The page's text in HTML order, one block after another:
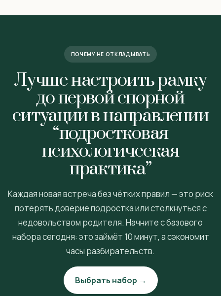
ПОЧЕМУ НЕ ОТКЛАДЫВАТЬ
Лучше настроить рамку
до первой спорной
ситуации в направлении
“подростковая
психологическая
практика”
Каждая новая встреча без чётких правил — это риск
потерять доверие подростка или столкнуться с
недовольством родителя. Начните с базового
набора сегодня: это займёт 10 минут, а сэкономит
часы разбирательств.
Выбрать набор →